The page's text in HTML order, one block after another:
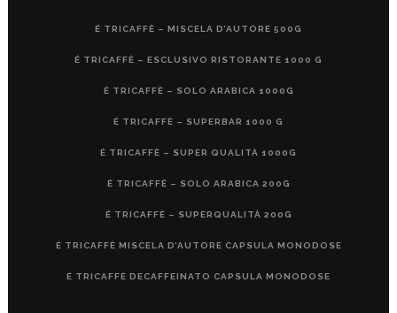
É TRICAFFÈ – MISCELA D’AUTORE 500G
É TRICAFFÈ – ESCLUSIVO RISTORANTE 1000 G
É TRICAFFÈ – SOLO ARABICA 1000G
É TRICAFFÈ – SUPERBAR 1000 G
É TRICAFFÈ – SUPER QUALITÀ 1000G
É TRICAFFÈ – SOLO ARABICA 200G
É TRICAFFÈ – SUPERQUALITÀ 200G
É TRICAFFÈ MISCELA D’AUTORE CAPSULA MONODOSE
É TRICAFFÈ DECAFFEINATO CAPSULA MONODOSE